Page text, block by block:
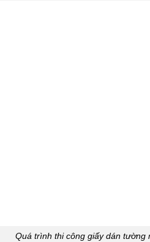
Quá trình thi công giấy dán tường